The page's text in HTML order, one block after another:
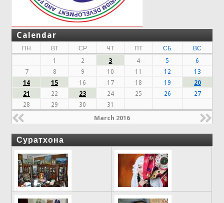
Calendar
ПН ВТ СР ЧТ ПТ СБ
ВС
1
2 3 4 5
6
7
8 9 10 11 12
13
14
15 16 17 18 19
20
21
22 23 24 25 26
27
28
29 30 31
March 2016
Суратхона